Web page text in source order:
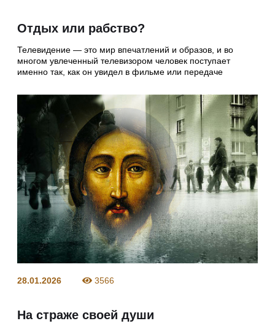
Отдых или рабство?
Телевидение — это мир впечатлений и образов, и во
многом увлеченный телевизором человек поступает
именно так, как он увидел в фильме или передаче
28.01.2026 3566
На страже своей души